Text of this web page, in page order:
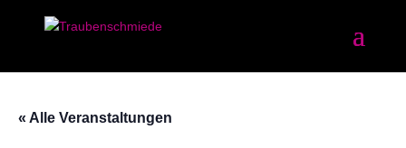
« Alle Veranstaltungen